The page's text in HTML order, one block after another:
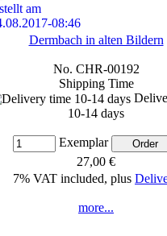
Dermbach in alten Bildern
No. CHR-00192
Shipping Time
10-14 days
Exemplar
27,00 €
7% VAT included, plus
more...